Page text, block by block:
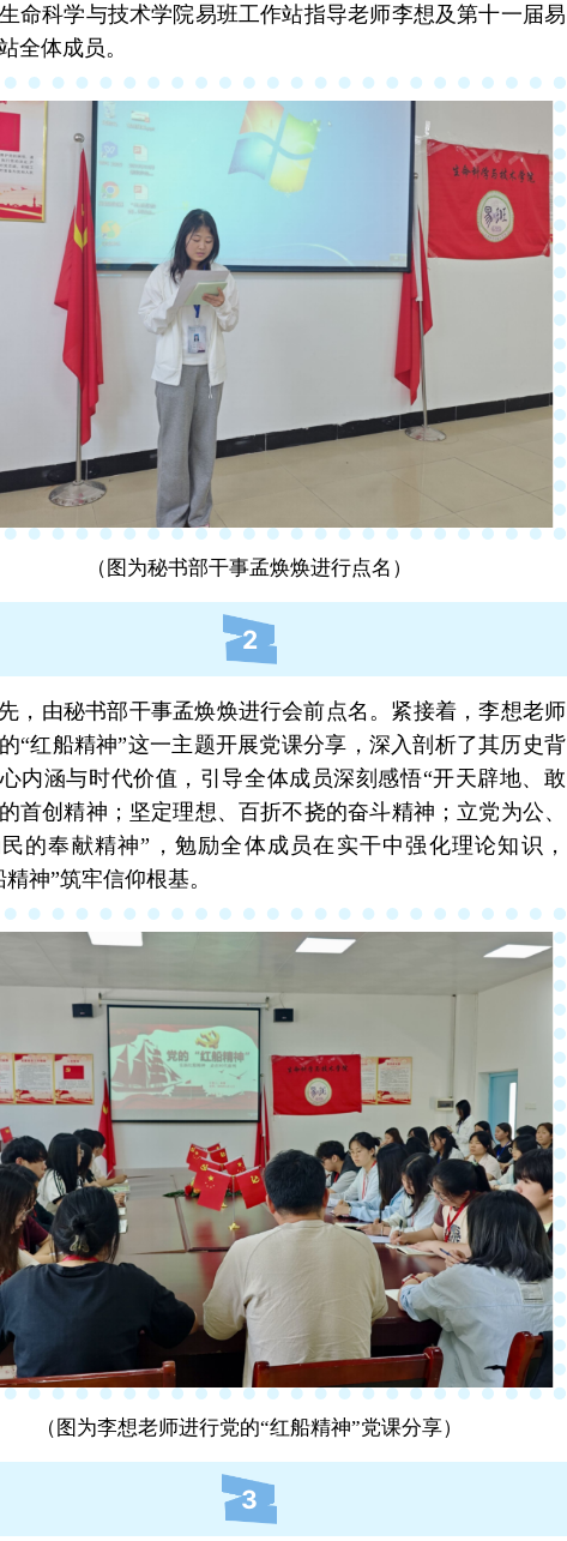
命科学与技术学院易班工作站指导老师李想及第十一届易
全体成员。
（图为秘书部干事孟焕焕进行点名）
2
，由秘书部干事孟焕焕进行会前点名。紧接着，李想老师
“红船精神”这一主题开展党课分享，深入剖析了其历史背
内涵与时代价值，引导全体成员深刻感悟“开天辟地、敢
首创精神；坚定理想、百折不挠的奋斗精神；立党为公、
的奉献精神”，勉励全体成员在实干中强化理论知识，
精神”筑牢信仰根基。
（图为李想老师进行党的“红船精神”党课分享）
3